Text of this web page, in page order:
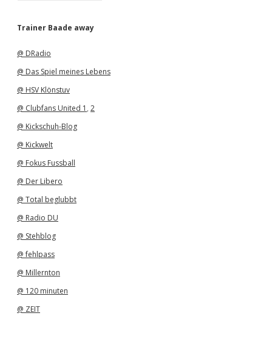
r
h
Trainer Baade away
@ DRadio
@ Das Spiel meines Lebens
@ HSV Klönstuv
@ Clubfans United 1 , 2
@ Kickschuh-Blog
@ Kickwelt
@ Fokus Fussball
@ Der Libero
@ Total beglubbt
@ Radio DU
@ Stehblog
@ fehlpass
@ Millernton
@ 120 minuten
@ ZEIT